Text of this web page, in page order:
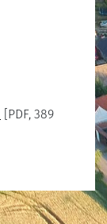
[PDF, 389